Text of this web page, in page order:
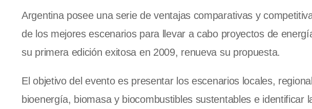
Argentina posee una serie de ventajas comparativas y
de los mejores escenarios para llevar a cabo proyectos de
su primera edición exitosa en 2009, renueva su propuesta.
El objetivo del evento es presentar los escenarios locales,
bioenergía, biomasa y biocombustibles sustentables e identificar